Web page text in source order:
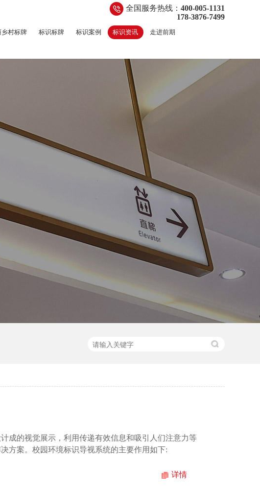
全国服务热线： 400-005-1131
178-3876-7499
乡村标牌 标识标牌 标识案例 标识资讯 走进前期
成的视觉展示，利用传递有效信息和吸引人们注意力等
方案。校园环境标识导视系统的主要作用如下:
详情